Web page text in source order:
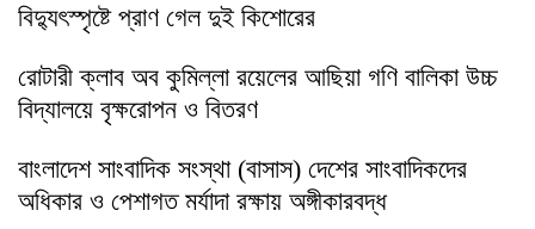
বিদ্যুৎস্পৃষ্টে প্রাণ গেল দুই কিশোরের
রোটারী ক্লাব অব কুমিল্লা রয়েলের আছিয়া গণি বালিকা উচ্চ
বিদ্যালয়ে বৃক্ষরোপন ও বিতরণ
বাংলাদেশ সাংবাদিক সংস্থা (বাসাস) দেশের সাংবাদিকদের
অধিকার ও পেশাগত মর্যাদা রক্ষায় অঙ্গীকারবদ্ধ